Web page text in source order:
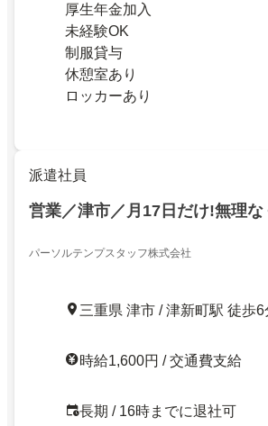
厚生年金加入
未経験OK
制服貸与
休憩室あり
ロッカーあり
派遣社員
営業／津市／月17日だけ!無理
パーソルテンプスタッフ株式会社
三重県 津市 / 津新町駅 徒歩6
時給1,600円 / 交通費支給
長期 / 16時までに退社可